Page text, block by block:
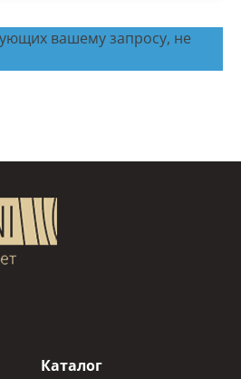
вашему запросу, не
Каталог